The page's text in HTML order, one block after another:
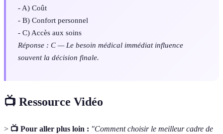
- A) Coût
- B) Confort personnel
- C) Accès aux soins
Réponse : C — Le besoin médical immédiat influence
souvent la décision finale.
📺 Ressource Vidéo
> 📺 Pour aller plus loin : "Comment choisir le meilleur cadre de